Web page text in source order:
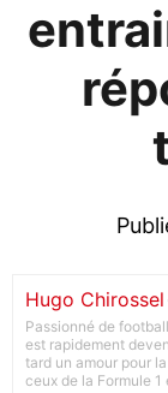
Hugo Chirossel
Passionné de
est rapidement
tard un amour pour
ceux de la Formule 1